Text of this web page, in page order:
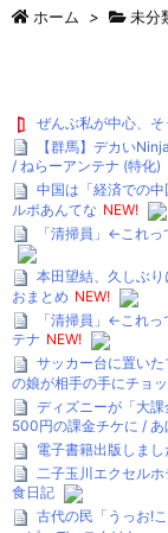
ホーム > 未分
ぜんぶ私が中心、
【群馬】デカい
/ ねらーアンテナ (特化)
中国は「経済での
ルポあんてな NEW!
「清掃員」←これ
本田望結、久しぶ
おまとめ NEW!
「清掃員」←これ
テナ NEW!
サッカー台に置い
の娘が相手の手にチョ
ディズニーが「大
500円の課金チケに / あ
電子書籍出版しま
二子玉川エクセル
食日記
古代の民「うっお!